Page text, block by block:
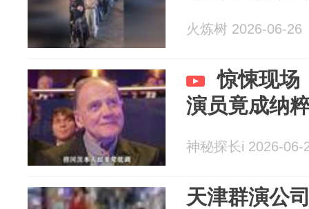
火炼树 2026-06-26
惊悚现场
演员竟成纳
神秘探长i 2026-06-
天津群演公